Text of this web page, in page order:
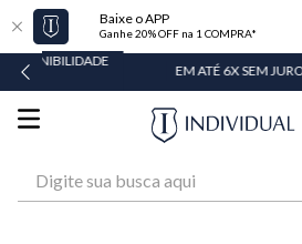
Baixe o APP
Ganhe 20% OFF na 1 COMPRA*
EM ATÉ 6X SEM JUROS* OU